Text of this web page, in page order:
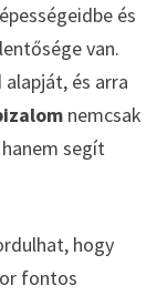
és
van.
és arra
nemcsak
segít
hogy
fontos